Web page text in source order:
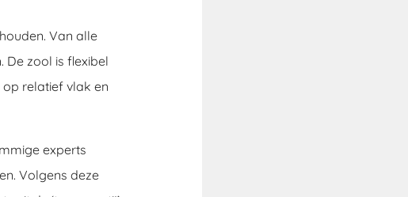
Van alle
De zool is flexibel
relatief vlak en
experts
Volgens deze